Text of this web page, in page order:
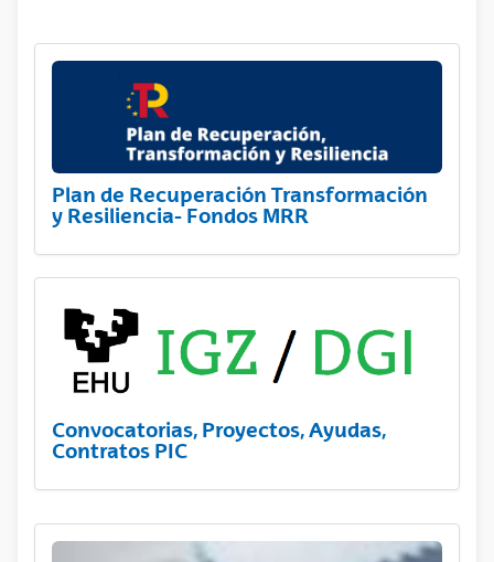
Plan de Recuperación Transformación
y Resiliencia- Fondos MRR
Convocatorias, Proyectos, Ayudas,
Contratos PIC